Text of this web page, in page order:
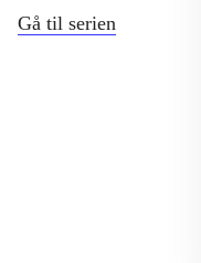
Gå til serien